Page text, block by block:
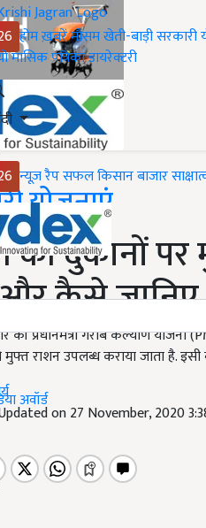
होमख़बरेंमौसमखेती-बाड़ीसरकारी
मासिक पत्रिकाडायरेक्टरी
न्यूज़ रैपसफल किसानबाजार
अवॉर्ड
योजनाएं
की दुकानों
कैसे जानिए
की प्रधानमंत्री गरीब कल्याण
राशन उपलब्ध कराया जाता है.
on 27 November, 2020